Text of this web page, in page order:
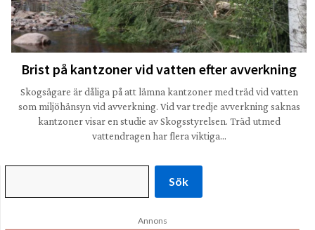
Brist på kantzoner vid vatten efter avverkning
Skogsägare är dåliga på att lämna kantzoner med träd vid vatten
som miljöhänsyn vid avverkning. Vid var tredje avverkning saknas
kantzoner visar en studie av Skogsstyrelsen. Träd utmed
vattendragen har flera viktiga…
Sök
Annons